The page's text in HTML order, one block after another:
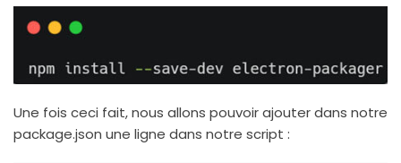
Une fois ceci fait, nous allons pouvoir ajouter dans notre
package.json une ligne dans notre script :